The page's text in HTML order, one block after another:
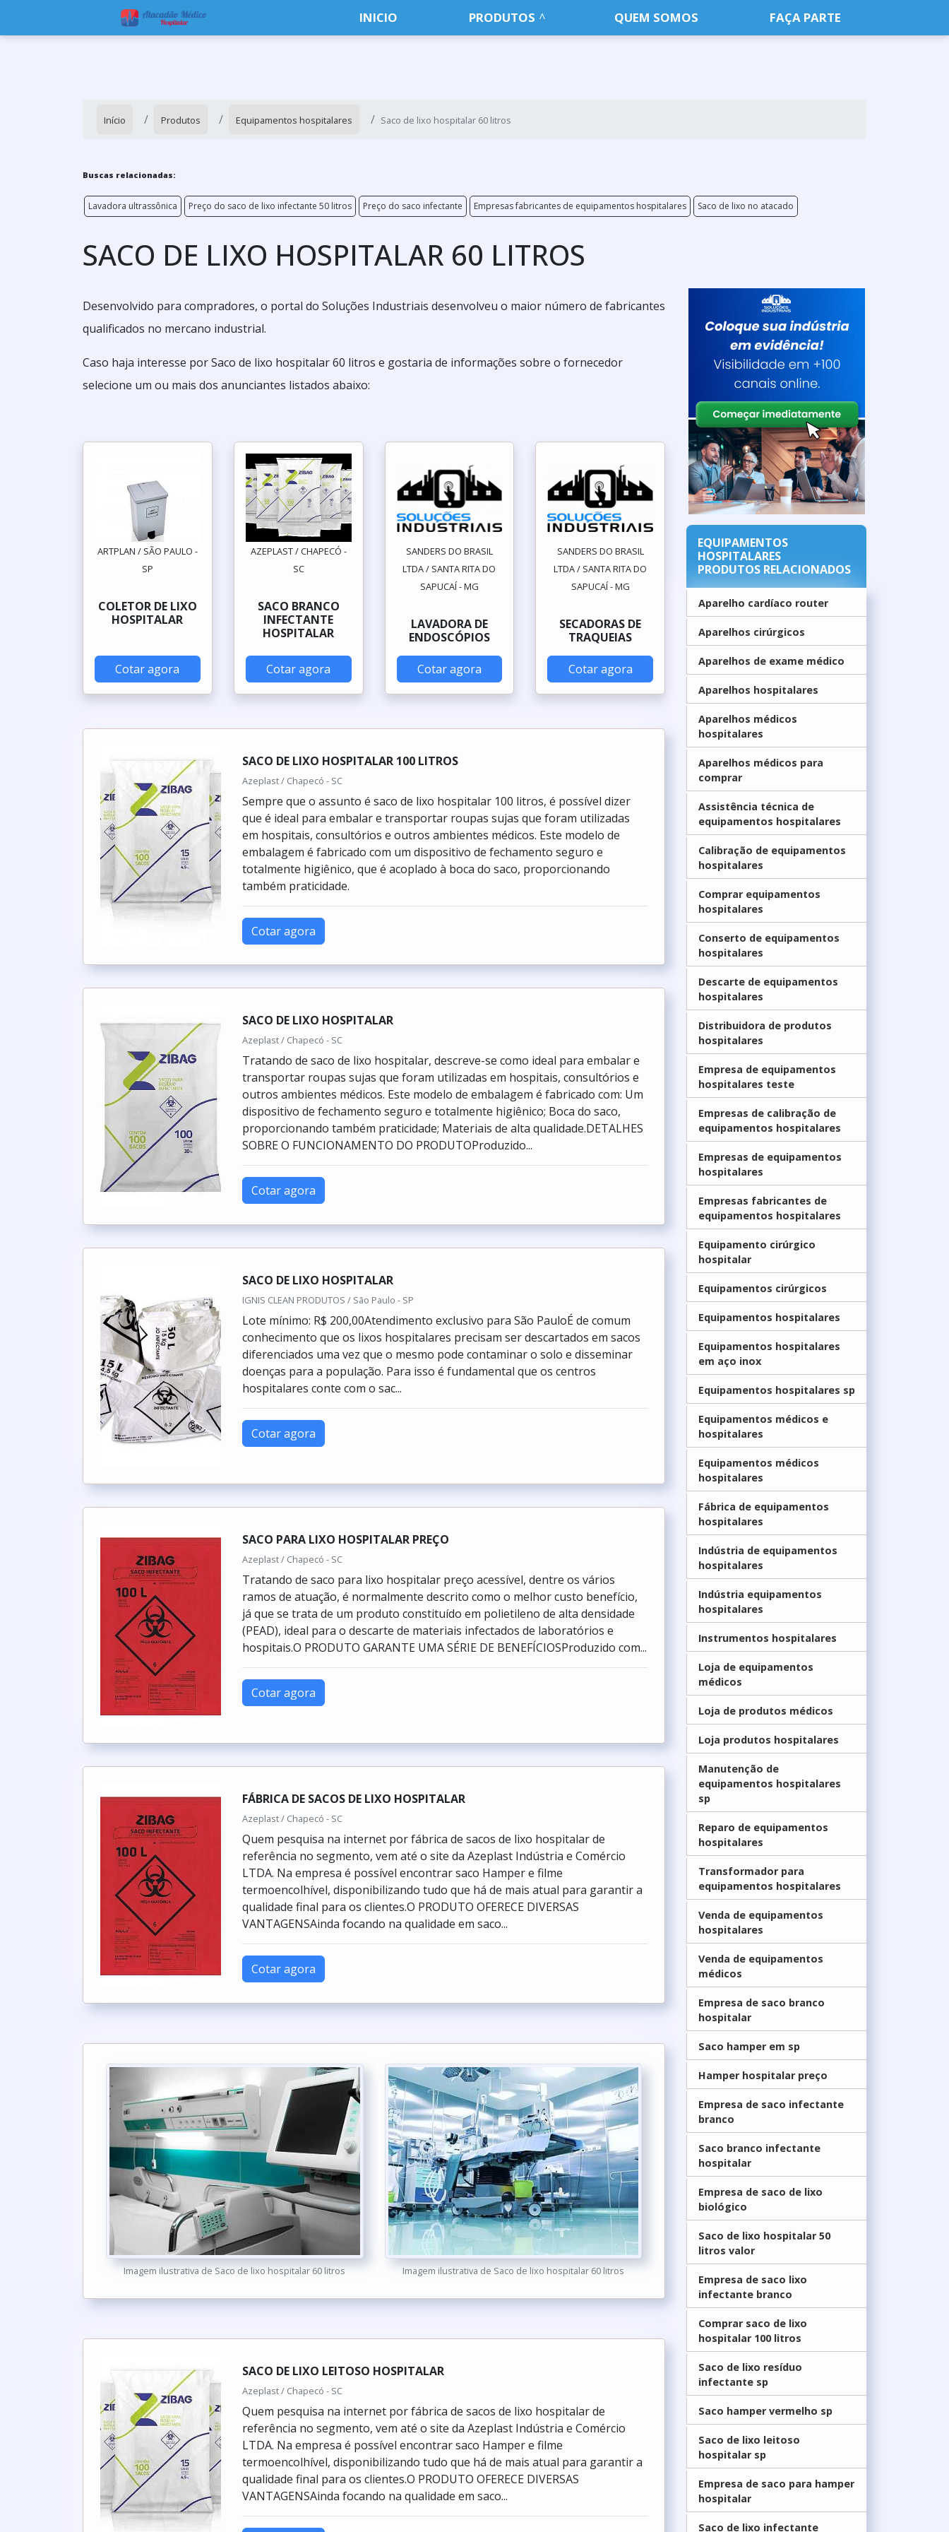
INICIO PRODUTOS QUEM SOMOS FAÇA PARTE
Início Produtos Equipamentos hospitalares Saco de lixo hospitalar 60 litros
Buscas relacionadas:
Lavadora ultrassônica Preço do saco de lixo infectante 50 litros Preço do saco infectante Empresas fabricantes de equipamentos hospitalares Saco de lixo no atacado
SACO DE LIXO HOSPITALAR 60 LITROS
Desenvolvido para compradores, o portal do Soluções Industriais desenvolveu o maior número de fabricantes
qualificados no mercano industrial.
Caso haja interesse por Saco de lixo hospitalar 60 litros e gostaria de informações sobre o fornecedor
selecione um ou mais dos anunciantes listados abaixo:
ARTPLAN / SÃO PAULO -
SP
COLETOR DE LIXO
HOSPITALAR
Cotar agora
AZEPLAST / CHAPECÓ -
SC
SACO BRANCO
INFECTANTE
HOSPITALAR
Cotar agora
SANDERS DO BRASIL
LTDA / SANTA RITA DO
SAPUCAÍ - MG
LAVADORA DE
ENDOSCÓPIOS
Cotar agora
SANDERS DO BRASIL
LTDA / SANTA RITA DO
SAPUCAÍ - MG
SECADORAS DE
TRAQUEIAS
Cotar agora
SACO DE LIXO HOSPITALAR 100 LITROS
Azeplast / Chapecó - SC
Sempre que o assunto é saco de lixo hospitalar 100 litros, é possível dizer
que é ideal para embalar e transportar roupas sujas que foram utilizadas
em hospitais, consultórios e outros ambientes médicos. Este modelo de
embalagem é fabricado com um dispositivo de fechamento seguro e
totalmente higiênico, que é acoplado à boca do saco, proporcionando
também praticidade.
Cotar agora
SACO DE LIXO HOSPITALAR
Azeplast / Chapecó - SC
Tratando de saco de lixo hospitalar, descreve-se como ideal para embalar e
transportar roupas sujas que foram utilizadas em hospitais, consultórios e
outros ambientes médicos. Este modelo de embalagem é fabricado com: Um
dispositivo de fechamento seguro e totalmente higiênico; Boca do saco,
proporcionando também praticidade; Materiais de alta qualidade.DETALHES
SOBRE O FUNCIONAMENTO DO PRODUTOProduzido...
Cotar agora
SACO DE LIXO HOSPITALAR
IGNIS CLEAN PRODUTOS / São Paulo - SP
Lote mínimo: R$ 200,00Atendimento exclusivo para São PauloÉ de comum
conhecimento que os lixos hospitalares precisam ser descartados em sacos
diferenciados uma vez que o mesmo pode contaminar o solo e disseminar
doenças para a população. Para isso é fundamental que os centros
hospitalares conte com o sac...
Cotar agora
SACO PARA LIXO HOSPITALAR PREÇO
Azeplast / Chapecó - SC
Tratando de saco para lixo hospitalar preço acessível, dentre os vários
ramos de atuação, é normalmente descrito como o melhor custo benefício,
já que se trata de um produto constituído em polietileno de alta densidade
(PEAD), ideal para o descarte de materiais infectados de laboratórios e
hospitais.O PRODUTO GARANTE UMA SÉRIE DE BENEFÍCIOSProduzido com...
Cotar agora
FÁBRICA DE SACOS DE LIXO HOSPITALAR
Azeplast / Chapecó - SC
Quem pesquisa na internet por fábrica de sacos de lixo hospitalar de
referência no segmento, vem até o site da Azeplast Indústria e Comércio
LTDA. Na empresa é possível encontrar saco Hamper e filme
termoencolhível, disponibilizando tudo que há de mais atual para garantir a
qualidade final para os clientes.O PRODUTO OFERECE DIVERSAS
VANTAGENSAinda focando na qualidade em saco...
Cotar agora
Imagem ilustrativa de Saco de lixo hospitalar 60 litros Imagem ilustrativa de Saco de lixo hospitalar 60 litros
SACO DE LIXO LEITOSO HOSPITALAR
Azeplast / Chapecó - SC
Quem pesquisa na internet por fábrica de sacos de lixo hospitalar de
referência no segmento, vem até o site da Azeplast Indústria e Comércio
LTDA. Na empresa é possível encontrar saco Hamper e filme
termoencolhível, disponibilizando tudo que há de mais atual para garantir a
qualidade final para os clientes.O PRODUTO OFERECE DIVERSAS
VANTAGENSAinda focando na qualidade em saco...
EQUIPAMENTOS
HOSPITALARES
PRODUTOS RELACIONADOS
Aparelho cardíaco router
Aparelhos cirúrgicos
Aparelhos de exame médico
Aparelhos hospitalares
Aparelhos médicos
hospitalares
Aparelhos médicos para
comprar
Assistência técnica de
equipamentos hospitalares
Calibração de equipamentos
hospitalares
Comprar equipamentos
hospitalares
Conserto de equipamentos
hospitalares
Descarte de equipamentos
hospitalares
Distribuidora de produtos
hospitalares
Empresa de equipamentos
hospitalares teste
Empresas de calibraç­ão de
equipamentos hospitalares
Empresas de equipamentos
hospitalares
Empresas fabricantes de
equipamentos hospitalares
Equipamento cirúrgico
hospitalar
Equipamentos cirúrgicos
Equipamentos hospitalares
Equipamentos hospitalares
em aço inox
Equipamentos hospitalares sp
Equipamentos médicos e
hospitalares
Equipamentos médicos
hospitalares
Fábrica de equipamentos
hospitalares
Indústria de equipamentos
hospitalares
Indústria equipamentos
hospitalares
Instrumentos hospitalares
Loja de equipamentos
médicos
Loja de produtos médicos
Loja produtos hospitalares
Manutenção de
equipamentos hospitalares
sp
Reparo de equipamentos
hospitalares
Transformador para
equipamentos hospitalares
Venda de equipamentos
hospitalares
Venda de equipamentos
médicos
Empresa de saco branco
hospitalar
Saco hamper em sp
Hamper hospitalar preço
Empresa de saco infectante
branco
Saco branco infectante
hospitalar
Empresa de saco de lixo
biológico
Saco de lixo hospitalar 50
litros valor
Empresa de saco lixo
infectante branco
Comprar saco de lixo
hospitalar 100 litros
Saco de lixo resíduo
infectante sp
Saco hamper vermelho sp
Saco de lixo leitoso
hospitalar sp
Empresa de saco para hamper
hospitalar
Saco de lixo infectante